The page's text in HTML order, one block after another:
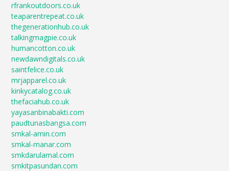
rfrankoutdoors.co.uk
teaparentrepeat.co.uk
thegenerationhub.co.uk
talkingmagpie.co.uk
humancotton.co.uk
newdawndigitals.co.uk
saintfelice.co.uk
mrjapparel.co.uk
kinkycatalog.co.uk
thefaciahub.co.uk
yayasanbinabakti.com
paudtunasbangsa.com
smkal-amin.com
smkal-manar.com
smkdarulamal.com
smkitpasundan.com